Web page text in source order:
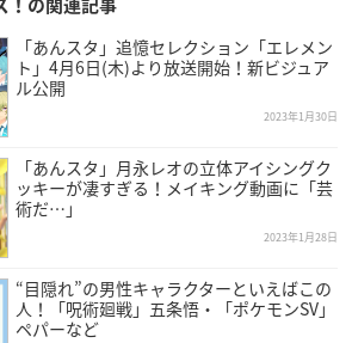
！の関連記事
「あんスタ」追憶セレクション「エレメン
ト」4月6日(木)より放送開始！新ビジュア
ル公開
2023年1月30日
「あんスタ」月永レオの立体アイシングク
ッキーが凄すぎる！メイキング動画に「芸
術だ…」
2023年1月28日
“目隠れ”の男性キャラクターといえばこの
人！「呪術廻戦」五条悟・「ポケモンSV」
ペパーなど